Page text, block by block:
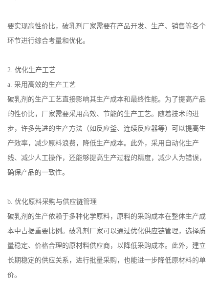
要实现高性价比，破乳剂厂家需要在产品开发、生产、销售等各个
环节进行综合考量和优化。
2. 优化生产工艺
a. 采用高效的生产工艺
破乳剂的生产工艺直接影响其生产成本和最终性能。为了提高产品
的性价比，厂家需要采用高效、节能的生产工艺。随着技术的进
步，许多先进的生产方法（如反应釜、连续反应器等）可以提高生
产效率，减少原料浪费，降低生产成本。此外，采用自动化生产
线、减少人工操作，还能够提高生产过程的精度，减少人为错误，
确保产品的一致性。
b. 优化原料采购与供应链管理
破乳剂的生产依赖于多种化学原料，原料的采购成本在整体生产成
本中占据重要比例。破乳剂厂家可以通过优化供应链管理，选择质
量稳定、价格合理的原材料供应商，以降低采购成本。此外，建立
长期稳定的供应关系，进行批量采购，也能进一步降低原材料的单
价。